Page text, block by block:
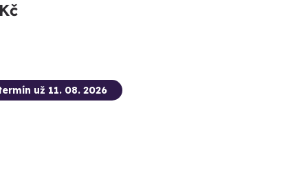
už 11. 08. 2026